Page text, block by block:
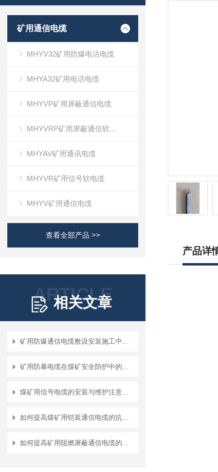
矿用通信电缆
MHYV32矿用防爆电话电缆
MHYA32矿用电话电缆
MHYVP矿用屏蔽通信电缆
MHYVRP矿用屏蔽通信软电缆
MHYAV矿用通讯电缆
MHYVR矿用信号软电缆
MHYV矿用通信电缆
查看全部产品 >>
ARTICLE
相关文章
产品详